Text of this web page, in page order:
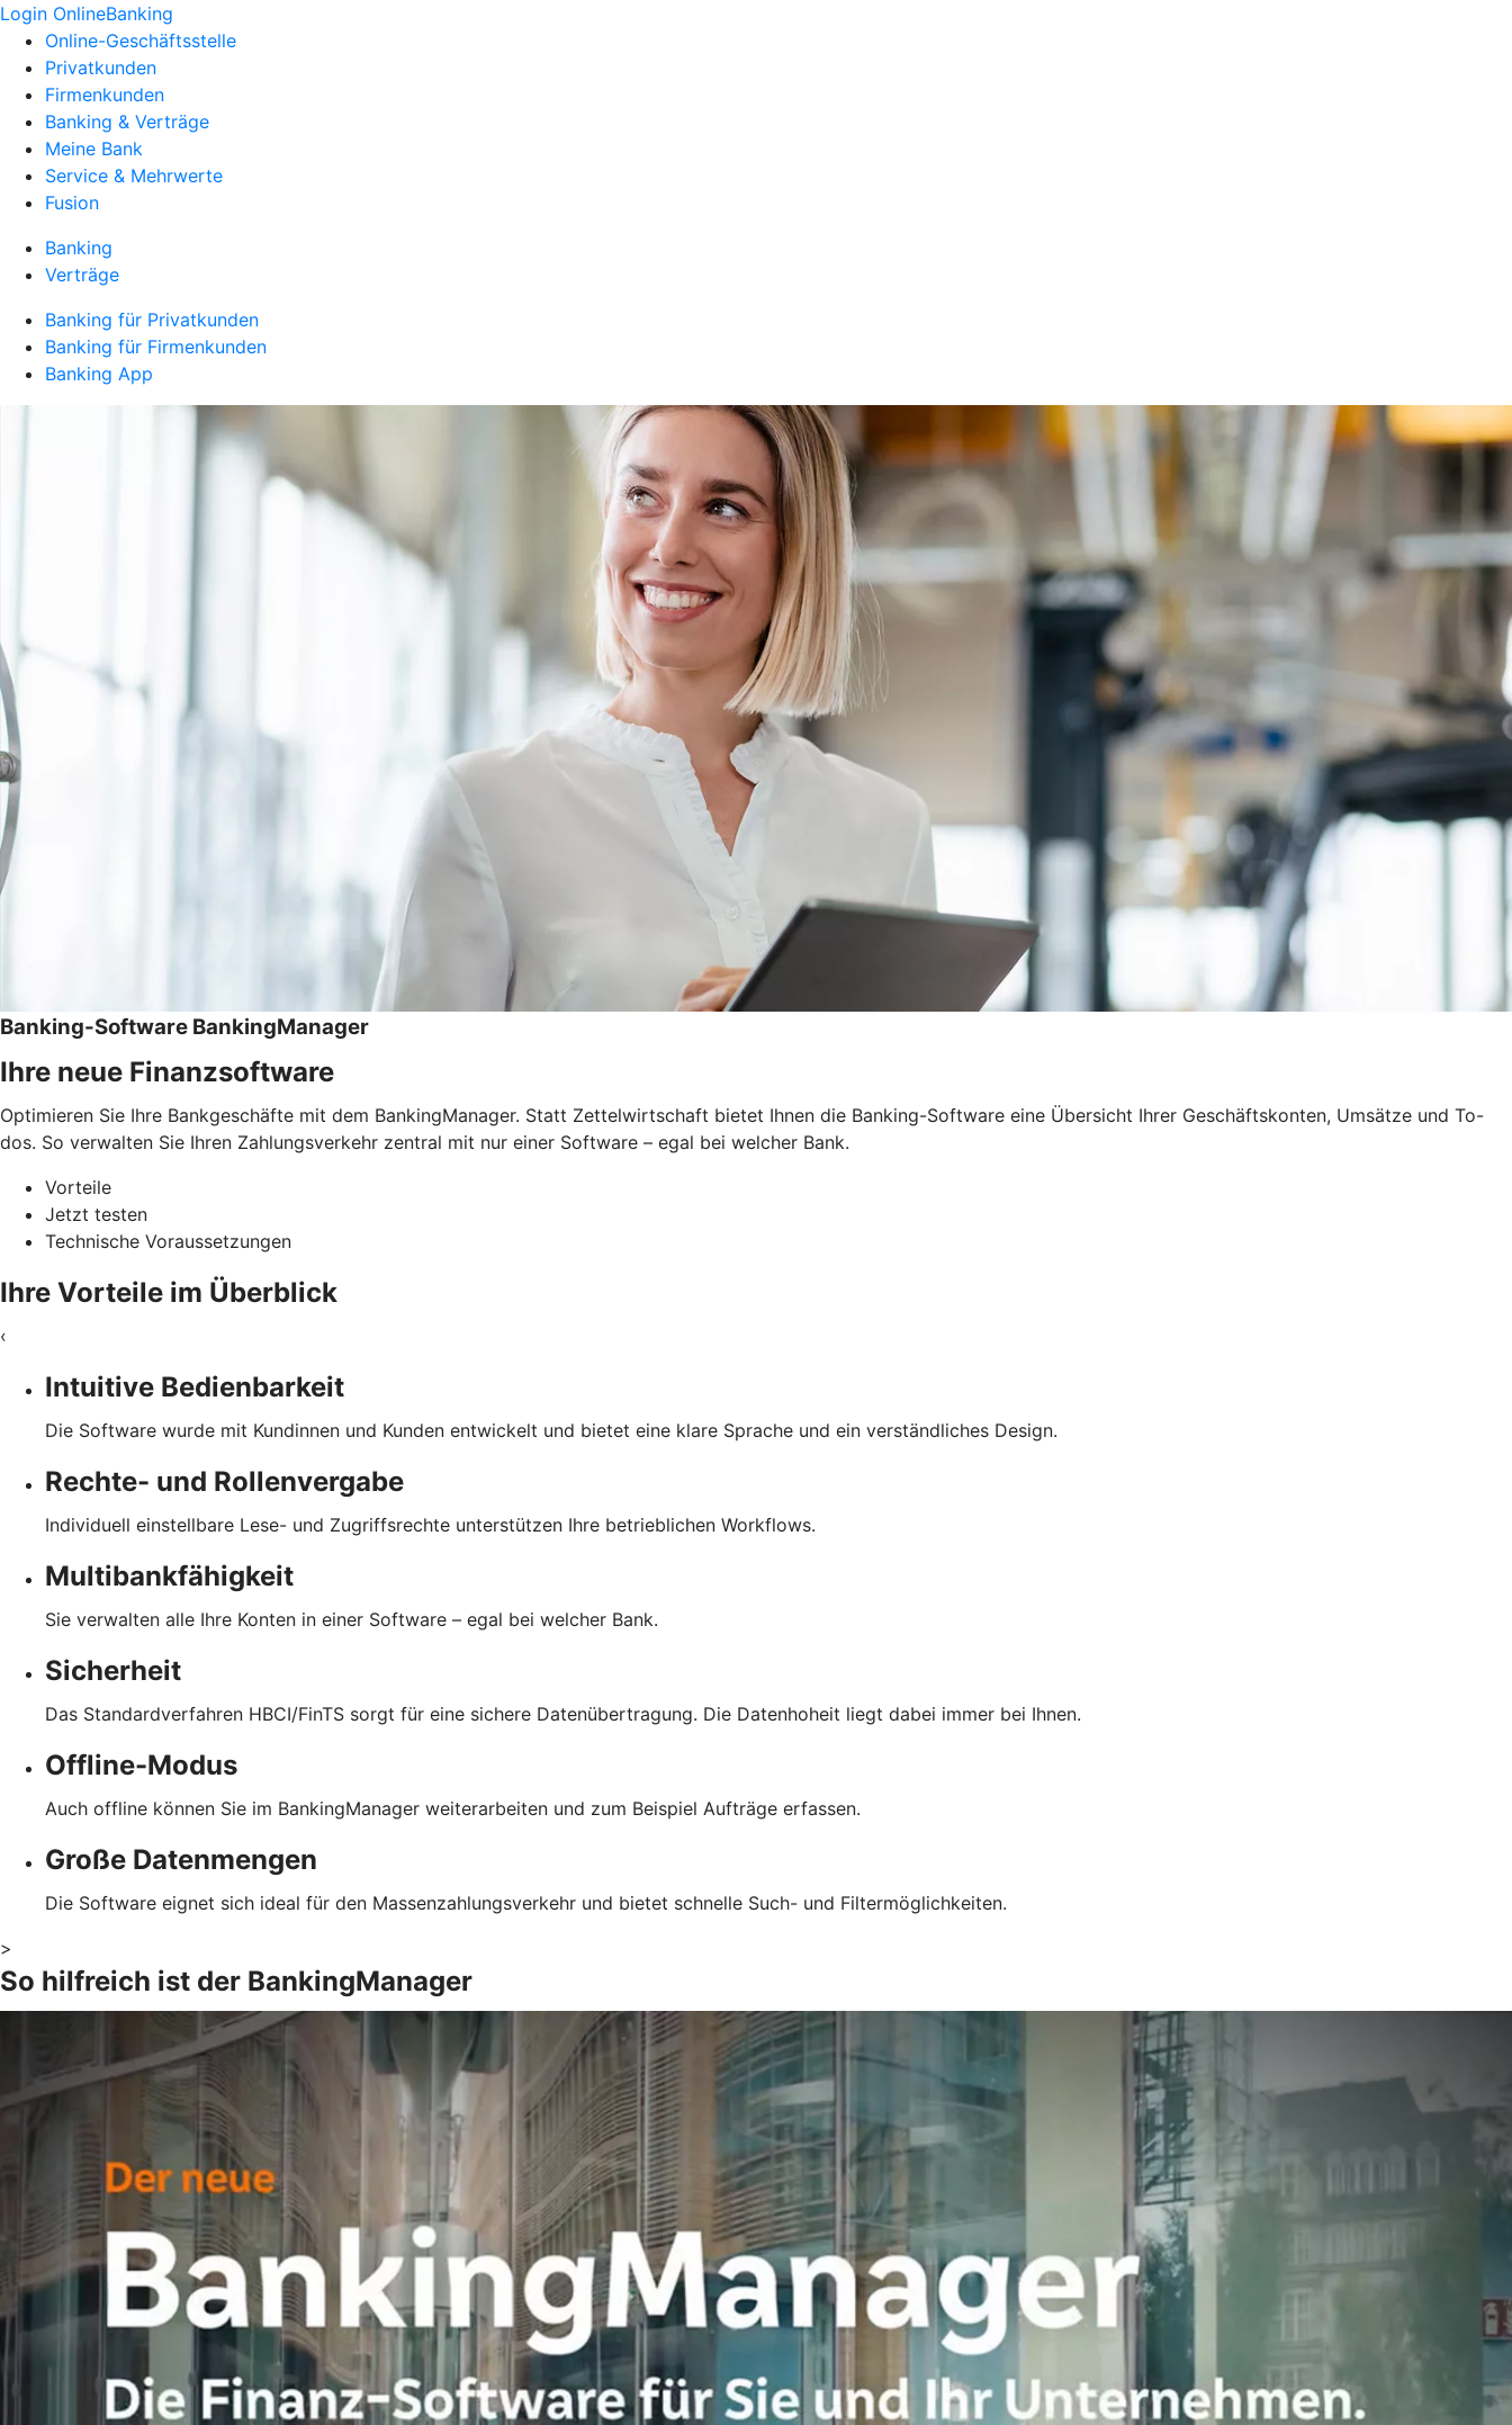
Login OnlineBanking
Online-Geschäftsstelle
Privatkunden
Firmenkunden
Banking & Verträge
Meine Bank
Service & Mehrwerte
Fusion
Banking
Verträge
Banking für Privatkunden
Banking für Firmenkunden
Banking App
Banking-Software BankingManager
Ihre neue Finanzsoftware
Optimieren Sie Ihre Bankgeschäfte mit dem BankingManager. Statt Zettelwirtschaft bietet Ihnen die Banking-Software eine Übersicht Ihrer Geschäftskonten, Umsätze und To-
dos. So verwalten Sie Ihren Zahlungsverkehr zentral mit nur einer Software – egal bei welcher Bank.
Vorteile
Jetzt testen
Technische Voraussetzungen
Ihre Vorteile im Überblick
‹
Intuitive Bedienbarkeit
Die Software wurde mit Kundinnen und Kunden entwickelt und bietet eine klare Sprache und ein verständliches Design.
Rechte- und Rollenvergabe
Individuell einstellbare Lese- und Zugriffsrechte unterstützen Ihre betrieblichen Workflows.
Multibankfähigkeit
Sie verwalten alle Ihre Konten in einer Software – egal bei welcher Bank.
Sicherheit
Das Standardverfahren HBCI/FinTS sorgt für eine sichere Datenübertragung. Die Datenhoheit liegt dabei immer bei Ihnen.
Offline-Modus
Auch offline können Sie im BankingManager weiterarbeiten und zum Beispiel Aufträge erfassen.
Große Datenmengen
Die Software eignet sich ideal für den Massenzahlungsverkehr und bietet schnelle Such- und Filtermöglichkeiten.
>
So hilfreich ist der BankingManager